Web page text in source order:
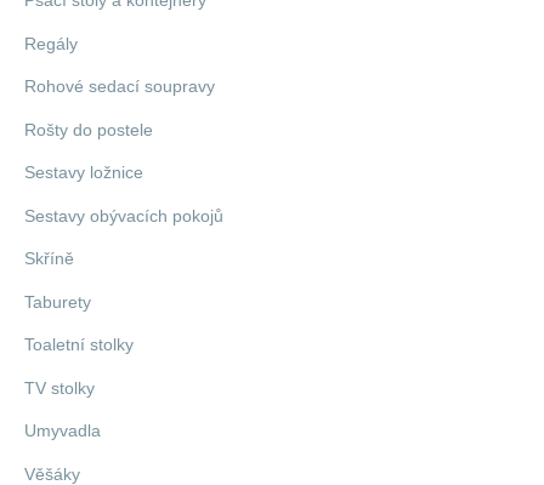
Regály
Rohové sedací soupravy
Rošty do postele
Sestavy ložnice
Sestavy obývacích pokojů
Skříně
Taburety
Toaletní stolky
TV stolky
Umyvadla
Věšáky